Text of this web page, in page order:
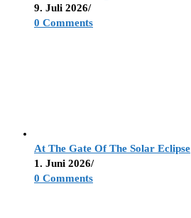
9. Juli 2026/
0 Comments
At The Gate Of The Solar Eclipse
1. Juni 2026/
0 Comments